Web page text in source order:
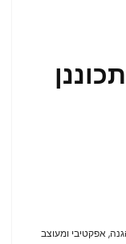
אפקטיבי ומעוצב